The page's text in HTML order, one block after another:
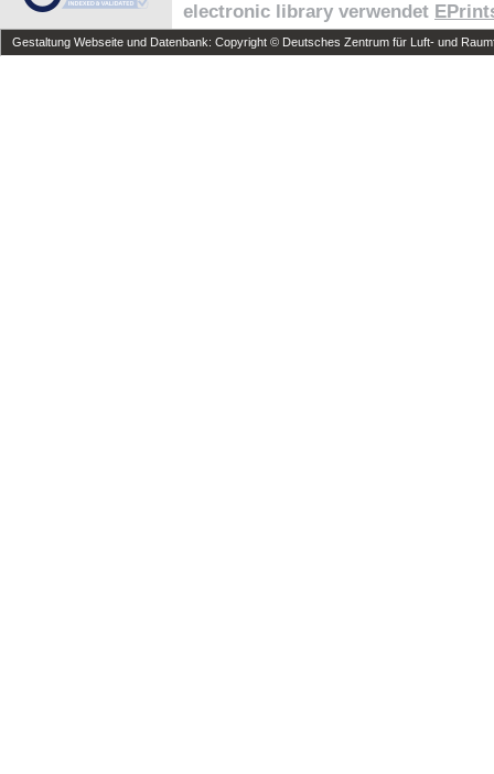
electronic library verwendet
Gestaltung Webseite und Datenbank: Copyright © Deutsches Zentrum für Luft- und